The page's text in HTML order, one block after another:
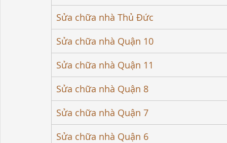
Sửa chữa nhà Thủ Đức
Sửa chữa nhà Quận 10
Sửa chữa nhà Quận 11
Sửa chữa nhà Quận 8
Sửa chữa nhà Quận 7
Sửa chữa nhà Quận 6